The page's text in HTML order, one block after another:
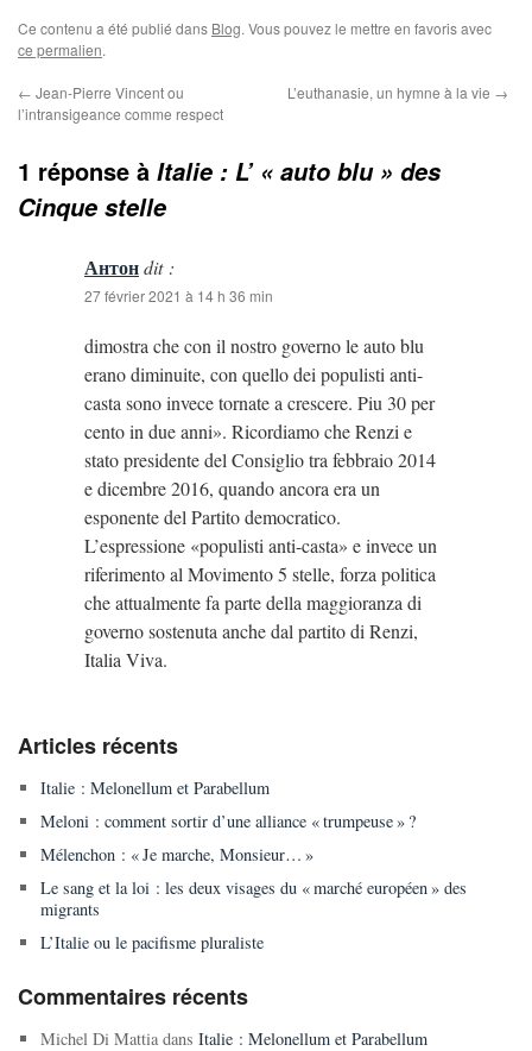
Ce contenu a été publié dans Blog. Vous pouvez le mettre en favoris avec
ce permalien.
← Jean-Pierre Vincent ou
l’intransigeance comme respect
L’euthanasie, un hymne à la vie →
1 réponse à Italie : L’ « auto blu » des
Cinque stelle
Антонdit :
27 février 2021 à 14 h 36 min
dimostra che con il nostro governo le auto blu
erano diminuite, con quello dei populisti anti-
casta sono invece tornate a crescere. Piu 30 per
cento in due anni». Ricordiamo che Renzi e
stato presidente del Consiglio tra febbraio 2014
e dicembre 2016, quando ancora era un
esponente del Partito democratico.
L’espressione «populisti anti-casta» e invece un
riferimento al Movimento 5 stelle, forza politica
che attualmente fa parte della maggioranza di
governo sostenuta anche dal partito di Renzi,
Italia Viva.
Articles récents
Italie : Melonellum et Parabellum
Meloni : comment sortir d’une alliance « trumpeuse » ?
Mélenchon : « Je marche, Monsieur… »
Le sang et la loi : les deux visages du « marché européen » des
migrants
L’Italie ou le pacifisme pluraliste
Commentaires récents
Michel Di Mattiadans Italie : Melonellum et Parabellum